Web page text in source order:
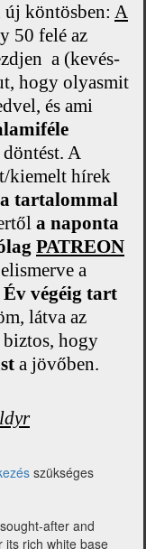
köntösben: A
50 felé az
a (kevés-
hogy olyasmit
és ami
A
kiemelt hírek
tartalommal
a naponta
PATREON
a
Év végéig tart
látva az
hogy
a jövőben.
szükséges
after and
its rich white base